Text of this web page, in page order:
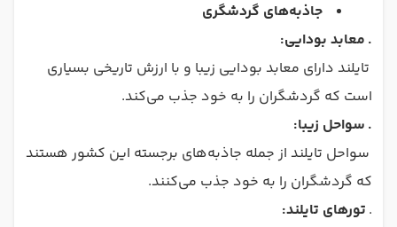
جاذبه‌های گردشگری
. معابد بودایی:
تایلند دارای معابد بودایی زیبا و با ارزش تاریخی بسیاری
است که گردشگران را به خود جذب می‌کند.
. سواحل زیبا:
سواحل تایلند از جمله جاذبه‌های برجسته این کشور هستند
که گردشگران را به خود جذب می‌کنند.
. تورهای تایلند: